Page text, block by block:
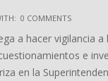
0 COMMENTS
a hacer vigilancia
e
en la